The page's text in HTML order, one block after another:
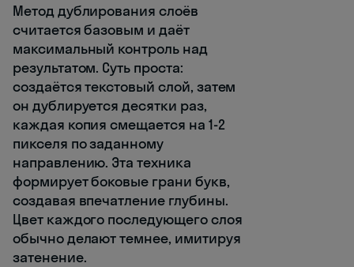
Метод дублирования слоёв
считается базовым и даёт
максимальный контроль над
результатом. Суть проста:
создаётся текстовый слой, затем
он дублируется десятки раз,
каждая копия смещается на 1-2
пикселя по заданному
направлению. Эта техника
формирует боковые грани букв,
создавая впечатление глубины.
Цвет каждого последующего слоя
обычно делают темнее, имитируя
затенение.